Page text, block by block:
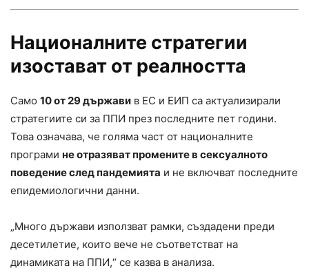
Националните стратегии
изостават от реалността
Само 10 от 29 държави в ЕС и ЕИП са актуализирали
стратегиите си за ППИ през последните пет години.
Това означава, че голяма част от националните
програми не отразяват промените в сексуалното
поведение след пандемията и не включват последните
епидемиологични данни.
„Много държави използват рамки, създадени преди
десетилетие, които вече не съответстват на
динамиката на ППИ,“ се казва в анализа.